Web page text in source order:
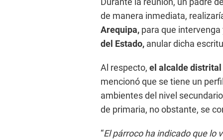
de manera inmediata,
Arequipa, para que
del Estado, anular dicha
Al respecto, el alcalde distrital
mencionó que se tiene un
ambientes del nivel
de primaria, no obstante, se
“El párroco ha indicado que lo